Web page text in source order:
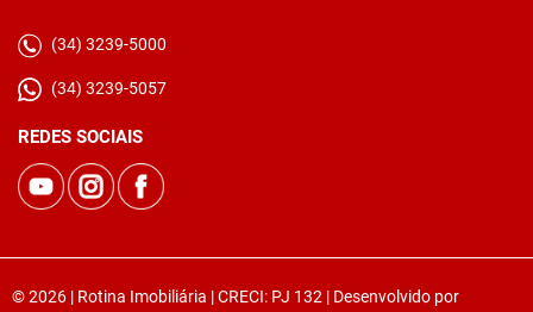
(34) 3239-5000
(34) 3239-5057
REDES SOCIAIS
© 2026 | Rotina Imobiliária | CRECI: PJ 132 | Desenvolvido por